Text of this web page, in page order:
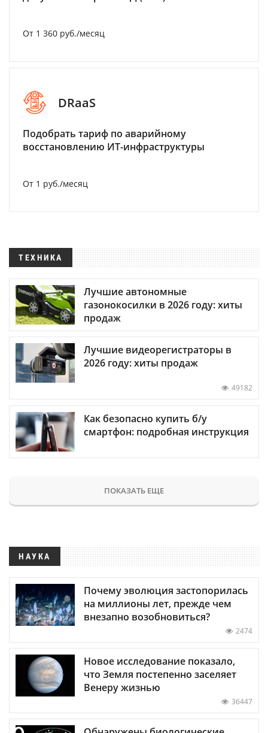
От 1 360 руб./месяц
DRaaS
Подобрать тариф по аварийному
восстановлению ИТ-инфраструктуры
От 1 руб./месяц
ТЕХНИКА
Лучшие автономные
газонокосилки в 2026 году: хиты
продаж
Лучшие видеорегистраторы в
2026 году: хиты продаж
49182
Как безопасно купить б/у
смартфон: подробная инструкция
ПОКАЗАТЬ ЕЩЕ
НАУКА
Почему эволюция застопорилась
на миллионы лет, прежде чем
внезапно возобновиться?
2474
Новое исследование показало,
что Земля постепенно заселяет
Венеру жизнью
36447